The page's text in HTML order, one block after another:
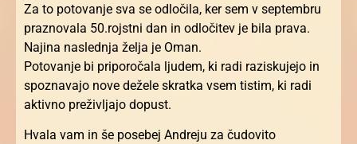
Za to potovanje sva se odločila, ker sem v septembru
praznovala 50.rojstni dan in odločitev je bila prava.
Najina naslednja želja je Oman.
Potovanje bi priporočala ljudem, ki radi raziskujejo in
spoznavajo nove dežele skratka vsem tistim, ki radi
aktivno preživljajo dopust.
Hvala vam in še posebej Andreju za čudovito